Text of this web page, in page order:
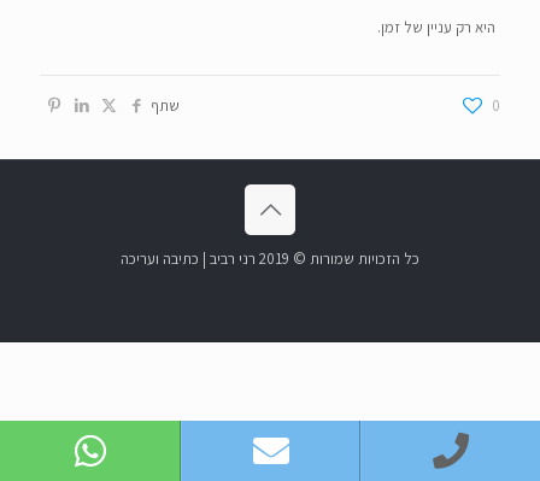
היא רק עניין של זמן.
שתף 0
כל הזכויות שמורות © 2019 רני רביב | כתיבה ועריכה